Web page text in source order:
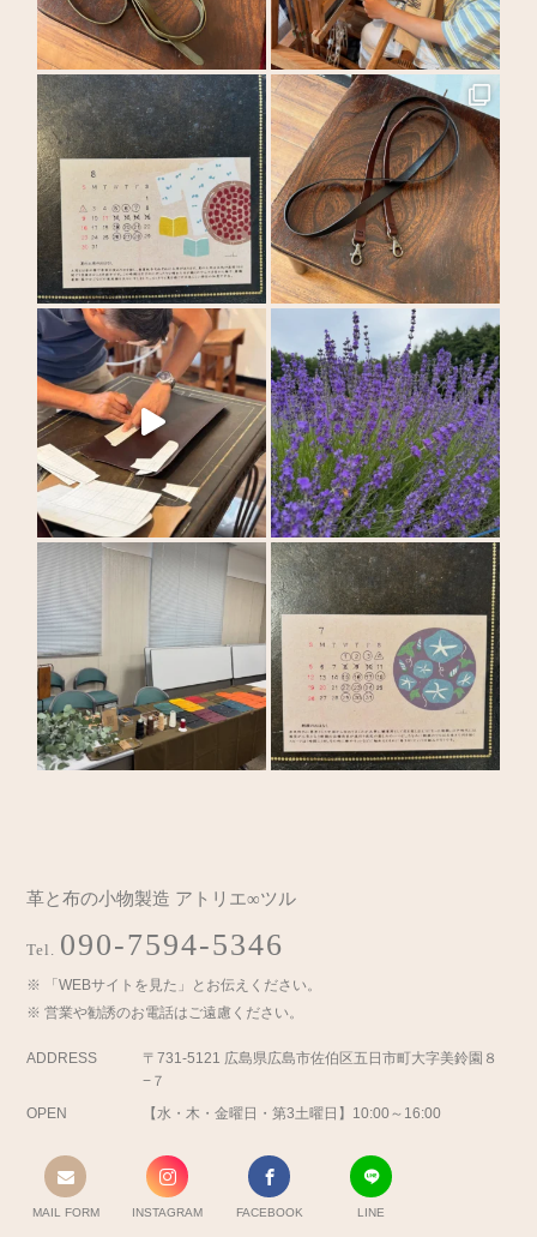
革と布の小物製造 アトリエ∞ツル
Tel. 090-7594-5346
「WEBサイトを見た」とお伝えください。
営業や勧誘のお電話はご遠慮ください。
ADDRESS
〒731-5121 広島県広島市佐伯区五日市町大字美鈴園８
−７
OPEN
【水・木・金曜日・第3土曜日】10:00～16:00
MAIL FORM INSTAGRAM FACEBOOK LINE